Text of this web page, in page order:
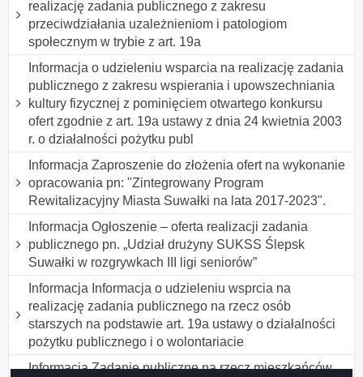
realizację zadania publicznego z zakresu
przeciwdziałania uzależnieniom i patologiom
społecznym w trybie z art. 19a
Informacja o udzieleniu wsparcia na realizację zadania
publicznego z zakresu wspierania i upowszechniania
kultury fizycznej z pominięciem otwartego konkursu
ofert zgodnie z art. 19a ustawy z dnia 24 kwietnia 2003
r. o działalności pożytku publ
Informacja Zaproszenie do złożenia ofert na wykonanie
opracowania pn: "Zintegrowany Program
Rewitalizacyjny Miasta Suwałki na lata 2017-2023".
Informacja Ogłoszenie – oferta realizacji zadania
publicznego pn. „Udział drużyny SUKSS Ślepsk
Suwałki w rozgrywkach III ligi seniorów”
Informacja Informacja o udzieleniu wsprcia na
realizację zadania publicznego na rzecz osób
starszych na podstawie art. 19a ustawy o działalności
pożytku publicznego i o wolontariacie
Informacja Zadanie publiczne na rzecz mieszkańców